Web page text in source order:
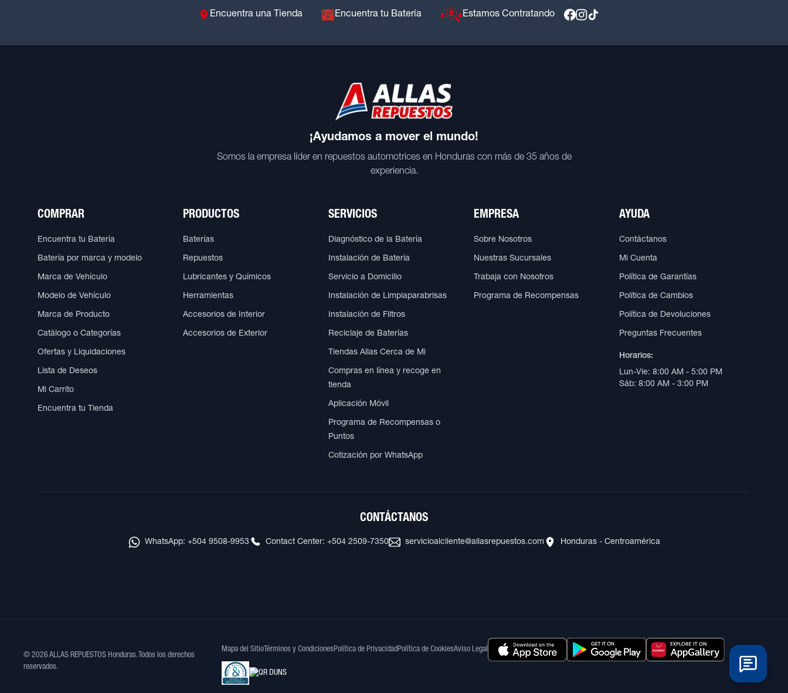
Encuentra una Tienda Encuentra tu Batería Estamos Contratando
¡Ayudamos a mover el mundo!
Somos la empresa líder en repuestos automotrices en Honduras con más de 35 años de
experiencia.
COMPRAR
Encuentra tu Batería
Batería por marca y modelo
Marca de Vehículo
Modelo de Vehículo
Marca de Producto
Catálogo o Categorías
Ofertas y Liquidaciones
Lista de Deseos
Mi Carrito
Encuentra tu Tienda
PRODUCTOS
Baterías
Repuestos
Lubricantes y Químicos
Herramientas
Accesorios de Interior
Accesorios de Exterior
SERVICIOS
Diagnóstico de la Batería
Instalación de Batería
Servicio a Domicilio
Instalación de Limpiaparabrisas
Instalación de Filtros
Reciclaje de Baterías
Tiendas Allas Cerca de Mi
Compras en línea y recoge en
tienda
Aplicación Móvil
Programa de Recompensas o
Puntos
Cotización por WhatsApp
EMPRESA
Sobre Nosotros
Nuestras Sucursales
Trabaja con Nosotros
Programa de Recompensas
AYUDA
Contáctanos
Mi Cuenta
Política de Garantías
Política de Cambios
Política de Devoluciones
Preguntas Frecuentes
Horarios:
Lun-Vie: 8:00 AM - 5:00 PM
Sáb: 8:00 AM - 3:00 PM
CONTÁCTANOS
WhatsApp: +504 9508-9953 Contact Center: +504 2509-7350 servicioalcliente@allasrepuestos.com Honduras - Centroamérica
© 2026 ALLAS REPUESTOS Honduras. Todos los derechos
reservados.
Mapa del Sitio Términos y CondicionesPolítica de Privacidad Política de CookiesAviso Legal